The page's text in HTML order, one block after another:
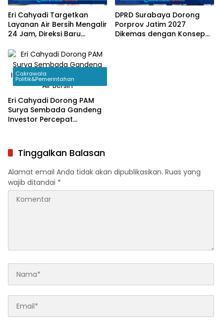
Eri Cahyadi Targetkan
Layanan Air Bersih Mengalir
24 Jam, Direksi Baru
Keluhan Warga
DPRD Surabaya Dorong
Porprov Jatim 2027
Dikemas dengan Konsep
Cakrawala
Politik&Pemerintahan
Eri Cahyadi Dorong PAM
Surya Sembada Gandeng
Investor Percepat
Tinggalkan Balasan
Alamat email Anda tidak akan dipublikasikan. Ruas yang
wajib ditandai *